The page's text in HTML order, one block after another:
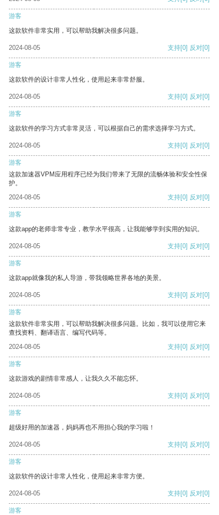
游客
这款软件非常实用，可以帮助我解决很多问题。
2024-08-05 支持[0] 反对[0]
游客
这款软件的设计非常人性化，使用起来非常舒服。
2024-08-05 支持[0] 反对[0]
游客
这款软件的学习方式非常灵活，可以根据自己的需求选择学习方式。
2024-08-05 支持[0] 反对[0]
游客
这款加速器VPM应用程序已经为我们带来了无限的流畅体验和安全性保
护。
2024-08-05
支持[0] 反对[0]
游客
这款app的老师非常专业，教学水平很高，让我能够学到实用的知识。
2024-08-05 支持[0] 反对[0]
游客
这款app就像我的私人导游，带我领略世界各地的美景。
2024-08-05 支持[0] 反对[0]
游客
这款软件非常实用，可以帮助我解决很多问题。比如，我可以使用它来
查找资料、翻译语言、编写代码等。
2024-08-05
支持[0] 反对[0]
游客
这款游戏的剧情非常感人，让我久久不能忘怀。
2024-08-05 支持[0] 反对[0]
游客
超级好用的加速器，妈妈再也不用担心我的学习啦！
2024-08-05 支持[0] 反对[0]
游客
这款软件的设计非常人性化，使用起来非常方便。
2024-08-05 支持[0] 反对[0]
游客